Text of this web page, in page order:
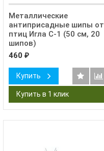
Металлические
антиприсадные шипы от
птиц Игла С-1 (50 см, 20
шипов)
460 ₽
Купить